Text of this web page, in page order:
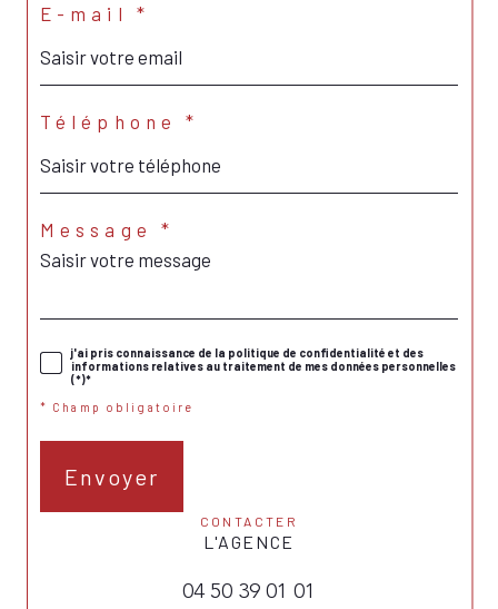
E-mail *
Téléphone *
Message *
j'ai pris connaissance de la politique de confidentialité et des
informations relatives au traitement de mes données personnelles
(*)*
* Champ obligatoire
Envoyer
CONTACTER
L'AGENCE
04 50 39 01 01